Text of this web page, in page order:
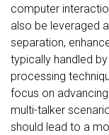
computer
also be leveraged
separation,
typically handled
processing
focus on
multi-talker
should lead to a